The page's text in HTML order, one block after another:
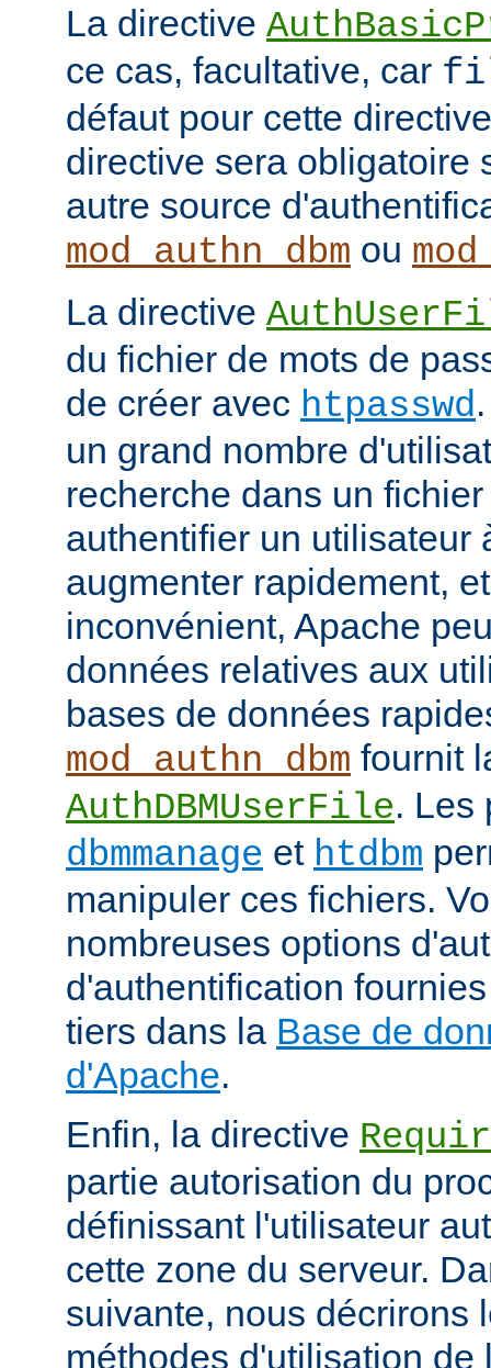
La directive
ce cas, facultative, car
défaut pour cette
directive sera obligatoire
autre source
mod_authn_dbm ou
La directive
du fichier de mots de
de créer avec htpasswd
un grand nombre
recherche dans un
authentifier un utilisateur
augmenter rapidement,
inconvénient, Apache
données relatives aux
bases de données
mod_authn_dbm fournit
AuthDBMUserFile. Les
dbmmanage et htdbm
manipuler ces fichiers.
nombreuses options
d'authentification
tiers dans la Base de
d'Apache.
Enfin, la directive
partie autorisation du
définissant l'utilisateur
cette zone du serveur.
suivante, nous décrirons
méthodes d'utilisation de